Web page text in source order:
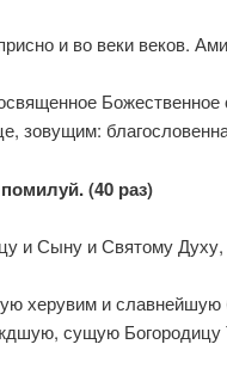
и во веки веков.
зовущим:
(40 раз)
и Сыну и Святому Духу,
херувим и славнейшую
сущую Богородицу